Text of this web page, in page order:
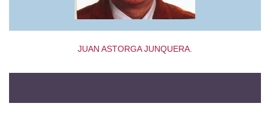
JUAN ASTORGA JUNQUERA.